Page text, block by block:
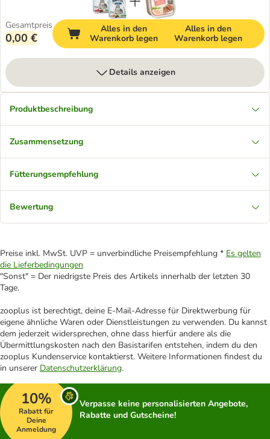
Gesamtpreis
0,00 €
Alles in den
Warenkorb legen
Alles in den
Warenkorb legen
Details anzeigen
Produktbeschreibung
Zusammensetzung
Fütterungsempfehlung
Bewertung
Preise inkl. MwSt. UVP = unverbindliche Preisempfehlung * Es gelten
die Lieferbedingungen
"Sonst" = Der niedrigste Preis des Artikels innerhalb der letzten 30
Tage.
zooplus ist berechtigt, deine E-Mail-Adresse für Direktwerbung für
eigene ähnliche Waren oder Dienstleistungen zu verwenden. Du kannst
dem jederzeit widersprechen, ohne dass hierfür andere als die
Übermittlungskosten nach den Basistarifen entstehen, indem du den
zooplus Kundenservice kontaktierst. Weitere Informationen findest du
in unserer Datenschutzerklärung.
10%
Rabatt für
Deine
Anmeldung
Verpasse keine personalisierten Angebote,
Rabatte und Gutscheine!